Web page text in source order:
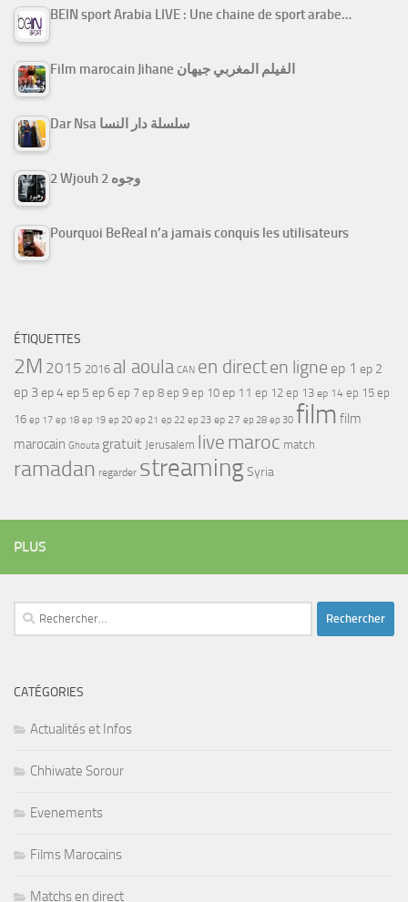
BEIN sport Arabia LIVE : Une chaine de sport arabe…
Film marocain Jihane الفيلم المغربي جيهان
Dar Nsa سلسلة دار النسا
2 Wjouh 2 وجوه
Pourquoi BeReal n’a jamais conquis les utilisateurs
ÉTIQUETTES
2M 2015 2016 al aoula CAN en directen ligne ep 1 ep 2
ep 3ep 4ep 5 ep 6 ep 7 ep 8 ep 9 ep 10 ep 11 ep 12 ep 13 ep 14 ep 15 ep
16 ep 17 ep 18 ep 19 ep 20 ep 21 ep 22 ep 23 ep 27 ep 28 ep 30 film film
marocain Ghouta gratuit Jerusalem live maroc match
ramadan regarder streamingSyria
PLUS
Rechercher :
CATÉGORIES
Actualités et Infos
Chhiwate Sorour
Evenements
Films Marocains
Matchs en direct